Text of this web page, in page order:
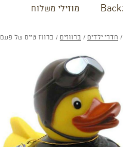
מוזילי משלוח
/ חדרי ילדים / ברווזים / ברווז טייס של פעם